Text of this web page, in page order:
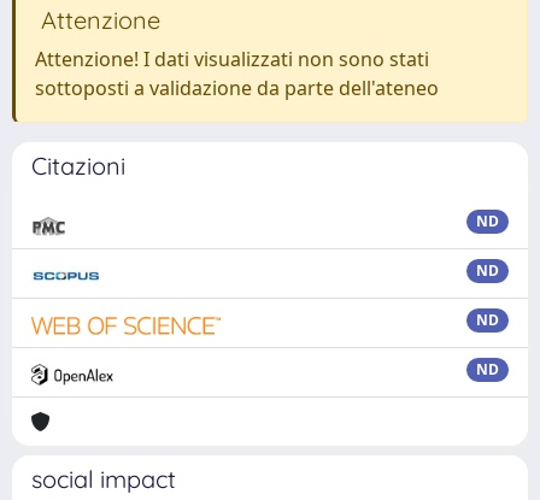
Attenzione
Attenzione! I dati visualizzati non sono stati
sottoposti a validazione da parte dell'ateneo
Citazioni
ND
ND
ND
ND
social impact